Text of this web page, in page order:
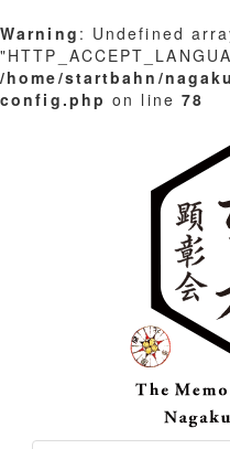
Warning : Undefined
/home/startbahn/
config.php on line 78